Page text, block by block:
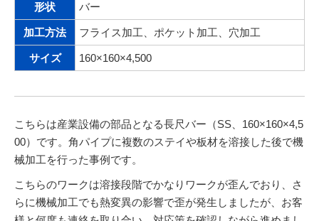
形状 バー
加工方法 フライス加工、ポケット加工、穴加工
サイズ 160×160×4,500
こちらは産業設備の部品となる長尺バー（SS、160×160×4,5
00）です。角パイプに複数のステイや板材を溶接した後で機
械加工を行った事例です。
こちらのワークは溶接段階でかなりワークが歪んでおり、さ
らに機械加工でも熱変異の影響で歪が発生しましたが、お客